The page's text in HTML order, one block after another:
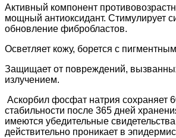
Активный компонент
мощный антиоксидант. Стимулирует
обновление фибробластов.
Осветляет кожу, борется с
Защищает от повреждений,
излучением.
Аскорбил фосфат натрия сохраняет
стабильности после 365 дней
имеются убедительные свидетельства
действительно проникает в